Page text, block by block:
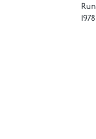
Run
1978